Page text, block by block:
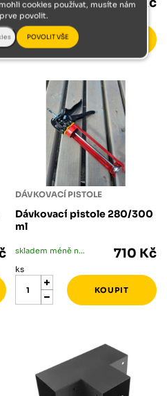
ks
DÁVKOVACÍ PISTOLE
Dávkovací pistole 280/300
ml
skladem méně než 5 ks 710 Kč
ks
cookies používat, musíte nám
povolit.